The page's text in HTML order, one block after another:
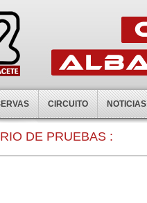
CIRCUITO NOTICIAS
DE PRUEBAS :